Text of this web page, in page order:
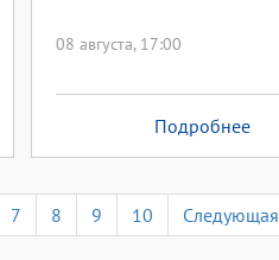
08 августа, 17:00
Подробнее
7 8 9 10 Следующая